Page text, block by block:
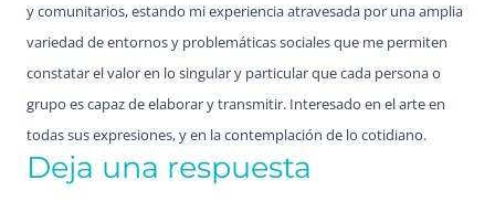
y comunitarios, estando mi experiencia atravesada por una amplia
variedad de entornos y problemáticas sociales que me permiten
constatar el valor en lo singular y particular que cada persona o
grupo es capaz de elaborar y transmitir. Interesado en el arte en
todas sus expresiones, y en la contemplación de lo cotidiano.
Deja una respuesta